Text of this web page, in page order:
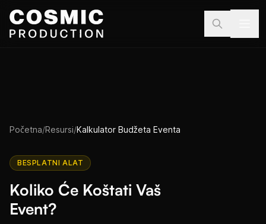
Preskoči na sadržaj
Početna/Resursi/Kalkulator Budžeta Eventa
BESPLATNI ALAT
Koliko Će Koštati Vaš
Event?